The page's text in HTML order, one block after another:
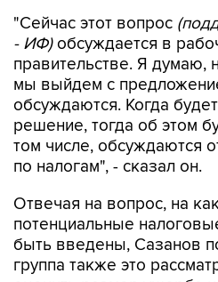
"Сейчас этот вопрос
- ИФ)обсуждается в
правительстве. Я
мы выйдем с
обсуждаются. Когда
решение, тогда об этом
том числе, обсуждаются
по налогам", - сказал он.
Отвечая на вопрос, на
потенциальные
быть введены, Сазанов
группа также это